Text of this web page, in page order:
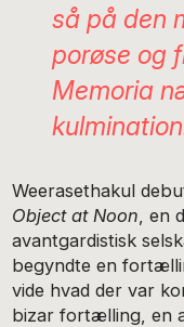
så på den
porøse og
Memoria
Weerasethakul
Object at Noon , en
avantgardistisk
begyndte en
vide hvad der var
bizar fortælling, en